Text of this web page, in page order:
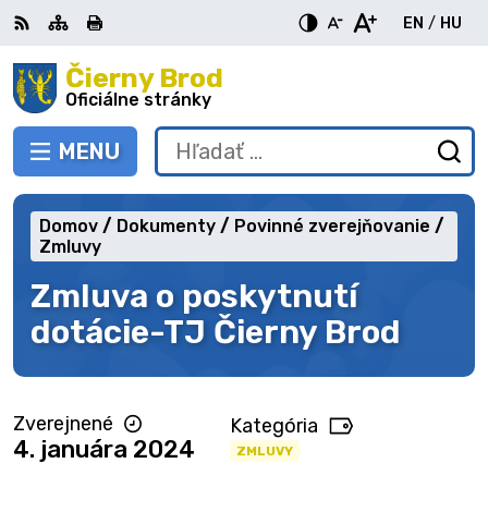
Preskočiť
na
obsah Čierny Brod
Oficiálne stránky
PREPNÚŤ
MENU
RSS MapaTlačiť
EN
English
/ HU
Hľadať:
Zmluva o poskytnutí
dotácie-TJ Čierny Brod
Domov Dokumenty
Povinné zverejňovanie
Zmluvy
Zverejnené
4. januára 2024
Kategória
ZMLUVY